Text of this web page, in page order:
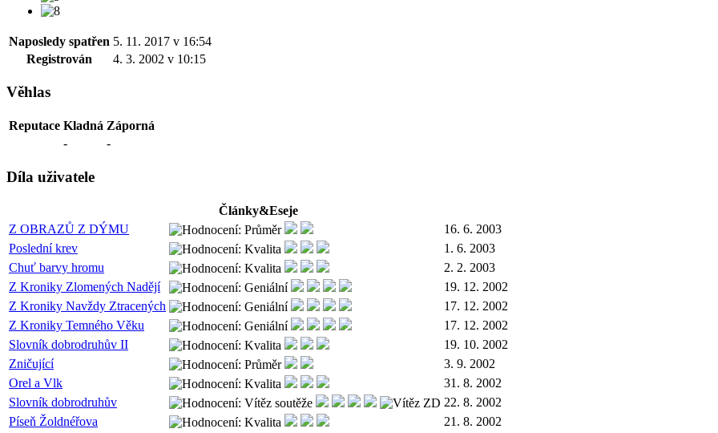
Naposledy spatřen 5. 11. 2017 v 16:54
Registrován
4. 3. 2002 v 10:15
Věhlas
Reputace Kladná Záporná
-
-
Díla uživatele
Články&Eseje
Z OBRAZŮ Z DÝMU
16. 6. 2003
Poslední krev
1. 6. 2003
Chuť barvy hromu
2. 2. 2003
Z Kroniky Zlomených Nadějí
19. 12. 2002
Z Kroniky Navždy Ztracených
17. 12. 2002
Z Kroniky Temného Věku
17. 12. 2002
Slovník dobrodruhův II
19. 10. 2002
Zničující
3. 9. 2002
Orel a Vlk
31. 8. 2002
Slovník dobrodruhův
22. 8. 2002
Píseň Žoldnéřova
21. 8. 2002